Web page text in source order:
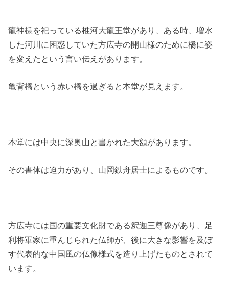
龍神様を祀っている椎河大龍王堂があり、ある時、増水
した河川に困惑していた方広寺の開山様のために橋に姿
を変えたという言い伝えがあります。
亀背橋という赤い橋を過ぎると本堂が見えます。
本堂には中央に深奥山と書かれた大額があります。
その書体は迫力があり、山岡鉄舟居士によるものです。
方広寺には国の重要文化財である釈迦三尊像があり、足
利将軍家に重んじられた仏師が、後に大きな影響を及ぼ
す代表的な中国風の仏像様式を造り上げたものとされて
います。